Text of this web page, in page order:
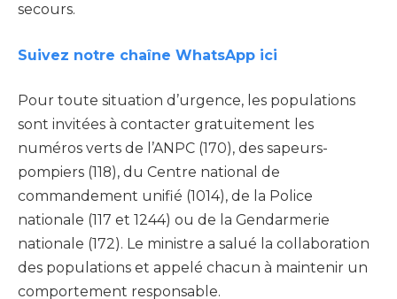
secours.
Suivez notre chaîne WhatsApp ici
Pour toute situation d’urgence, les populations
sont invitées à contacter gratuitement les
numéros verts de l’ANPC (170), des sapeurs-
pompiers (118), du Centre national de
commandement unifié (1014), de la Police
nationale (117 et 1244) ou de la Gendarmerie
nationale (172). Le ministre a salué la collaboration
des populations et appelé chacun à maintenir un
comportement responsable.